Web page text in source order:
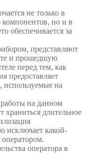
не только в
компонентов, но и в
обеспечивается за
представляют
и прошедшую
перед тем, как
предоставляет
используемые на
на данном
храниться длительное
исключает какой-
оператором.
оператора в